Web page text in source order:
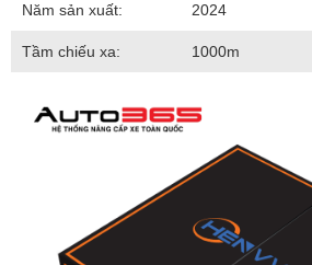
Năm sản xuất: 2024
Tầm chiếu xa: 1000m